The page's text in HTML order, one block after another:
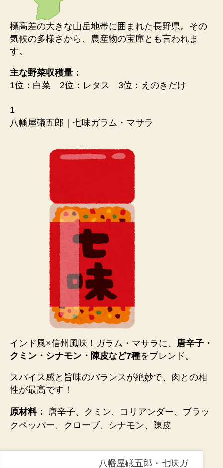
標高差の大きな山岳地帯に囲まれた長野県。その
気候の多様さから、農産物の宝庫とも言われま
す。
主な野菜収穫量：
1位：白菜 2位：レタス 3位：えのきだけ
1
八幡屋礒五郎｜七味ガラム・マサラ
インド風×信州風味！ガラム・マサラに、 唐辛子・
クミン・シナモン・陳皮など7種をブレンド。
スパイス感と旨味のバランスが絶妙で、肉との相
性が最高です！
原材料：
唐辛子、クミン、コリアンダー、ブラッ
クペッパー、クローブ、シナモン、陳皮
八幡屋礒五郎・七味ガ